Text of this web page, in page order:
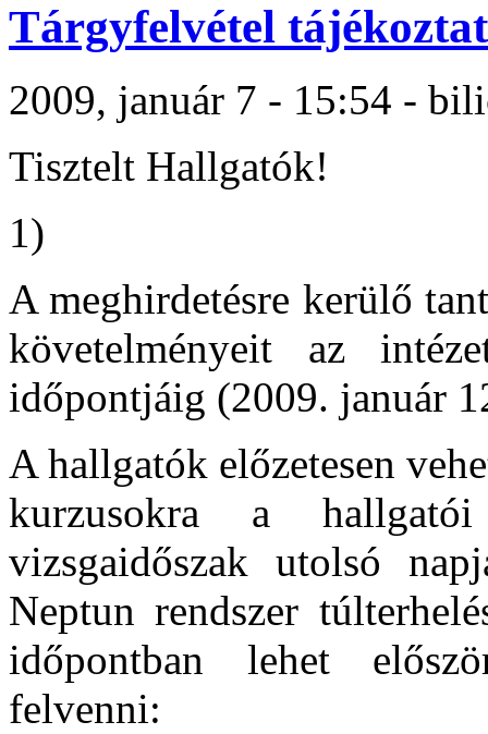
Tárgyfelvétel
2009, január 7 - 15:54 -
Tisztelt Hallgatók!
1)
A meghirdetésre kerülő
követelményeit az
időpontjáig (2009. január
A hallgatók előzetesen
kurzusokra a
vizsgaidőszak utolsó
Neptun rendszer
időpontban lehet
felvenni: